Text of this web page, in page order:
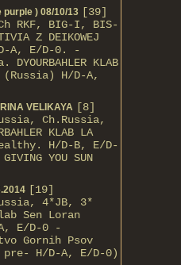
purple ) 08/10/13 [39]
RKF, BIG-I, BIS-
Z DEIKOWEJ
A, E/D-0. -
KLAB
(Russia) H/D-A,
VELIKAYA [8]
Ch.Russia,
KLAB LA
H/D-В, E/D-
YOU SUN
[19]
4*JB, 3*
Sen Loran
E/D-0 -
Gornih Psov
H/D-A, E/D-0)